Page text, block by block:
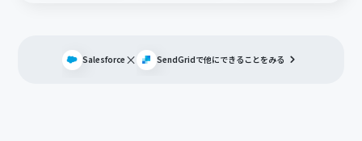
Salesforce × SendGridで他にできることをみる